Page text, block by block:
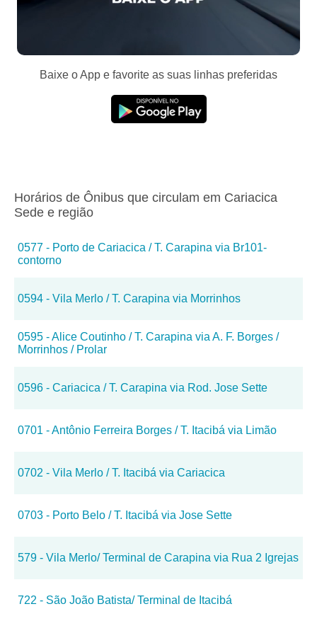
Baixe o App e favorite as suas linhas preferidas
Horários de Ônibus que circulam em Cariacica
Sede e região
0577 - Porto de Cariacica / T. Carapina via Br101-
contorno
0594 - Vila Merlo / T. Carapina via Morrinhos
0595 - Alice Coutinho / T. Carapina via A. F. Borges /
Morrinhos / Prolar
0596 - Cariacica / T. Carapina via Rod. Jose Sette
0701 - Antônio Ferreira Borges / T. Itacibá via Limão
0702 - Vila Merlo / T. Itacibá via Cariacica
0703 - Porto Belo / T. Itacibá via Jose Sette
579 - Vila Merlo/ Terminal de Carapina via Rua 2 Igrejas
722 - São João Batista/ Terminal de Itacibá